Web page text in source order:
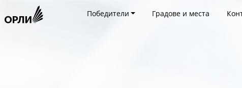
Победители Градове и места